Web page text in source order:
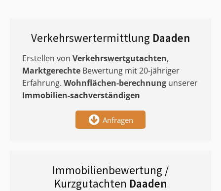
Verkehrswertermittlung Daaden
Erstellen von Verkehrswertgutachten,
Marktgerechte Bewertung mit 20-jähriger
Erfahrung. Wohnflächen-berechnung unserer
Immobilien-sachverständigen
Anfragen
Immobilienbewertung /
Kurzgutachten Daaden